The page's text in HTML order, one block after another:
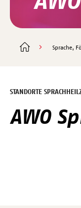
Sprache,
STANDORTE
AWO